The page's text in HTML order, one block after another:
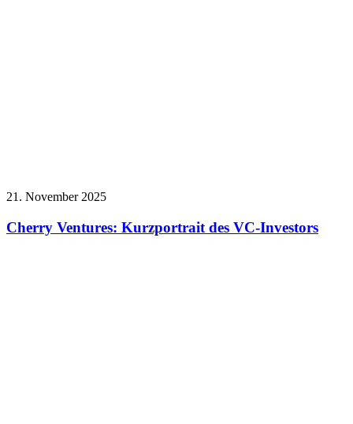
21. November 2025
Cherry Ventures: Kurzportrait des VC-Investors